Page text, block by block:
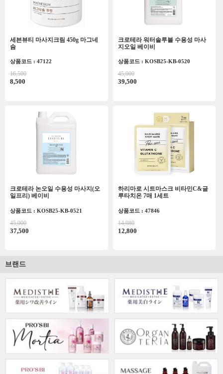
세븐뷰티 마사지크림 450g 마그네
슘
상품코드 : 47122
16,500
8,500
크로테라 워터솔루블 수용성 마사
지오일 베이비
상품코드 : KOSB25-KB-0520
45,000
39,500
크로테라 논오일 수용성 마사지(오
일프리) 베이비
상품코드 : KOSB25-KB-0521
45,000
37,500
하리마로 시트마스크 비타민C&글
루타치온 7매 1세트
상품코드 : 47846
14,080
12,800
브랜드